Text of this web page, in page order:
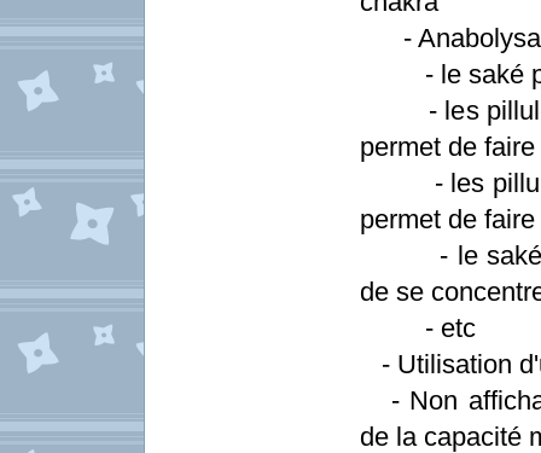
-
- le saké
- les pillules
permet de
- les pillules
permet de
- le saké
de se
- etc
- Utilisation
- Non
de la capacité